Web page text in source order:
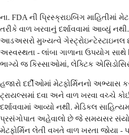
ના. FDA ની પ્રિસ્ક્રાઇબિંગ માહિતીમાં
તરીકે વાળ ખરવાનું દર્શાવવામાં આવ્યું
આડઅસરો મુખ્યત્વે ગેસ્ટ્રોઇન્ટેસ્ટાઇનલ
અસ્વસ્થતા - લાંબા ગાળાના ઉપયોગ
ભાગ્યે જ કિસ્સાઓમાં, લેક્ટિક
હજારો દર્દીઓમાં મેટફોર્મિનનો અભ્યાસ
ટ્રાયલ્સમાં દવા અને વાળ ખરવા વચ્ચે
દર્શાવવામાં આવ્યો નથી. મેડિકલ
પ્રસંગોપાત અહેવાલો છે જે સમયસર
મેટફોર્મિન લેતી વખતે વાળ ખરતા જોયા